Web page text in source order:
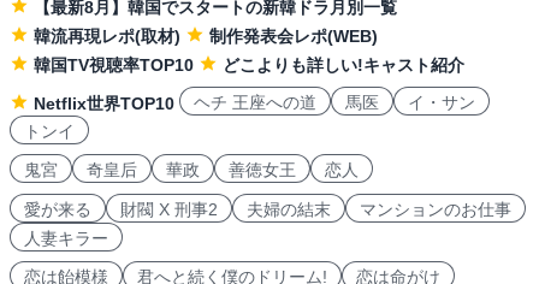
【最新8月】韓国でスタートの新韓ドラ月別一覧
韓流再現レポ(取材)
制作発表会レポ(WEB)
韓国TV視聴率TOP10
どこよりも詳しい!キャスト紹介
Netflix世界TOP10
ヘチ 王座への道 馬医
イ・サン
トンイ
鬼宮
奇皇后 華政 善徳女王 恋人
愛が来る 財閥 X 刑事2 夫婦の結末
マンションのお仕事
人妻キラー
恋は飴模様
君へと続く僕のドリーム! 恋は命がけ